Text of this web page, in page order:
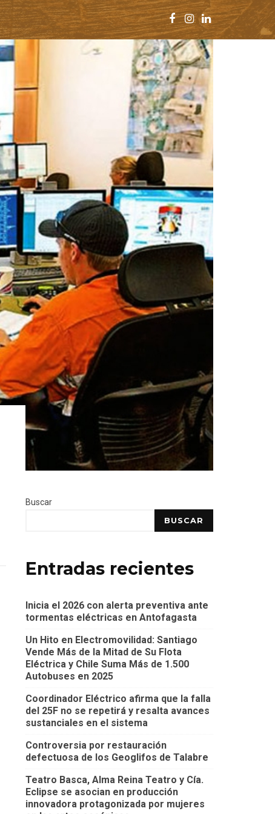
Buscar
BUSCAR
Entradas recientes
Inicia el 2026 con alerta preventiva ante
tormentas eléctricas en Antofagasta
Un Hito en Electromovilidad: Santiago
Vende Más de la Mitad de Su Flota
Eléctrica y Chile Suma Más de 1.500
Autobuses en 2025
Coordinador Eléctrico afirma que la falla
del 25F no se repetirá y resalta avances
sustanciales en el sistema
Controversia por restauración
defectuosa de los Geoglifos de Talabre
Teatro Basca, Alma Reina Teatro y Cía.
Eclipse se asocian en producción
innovadora protagonizada por mujeres